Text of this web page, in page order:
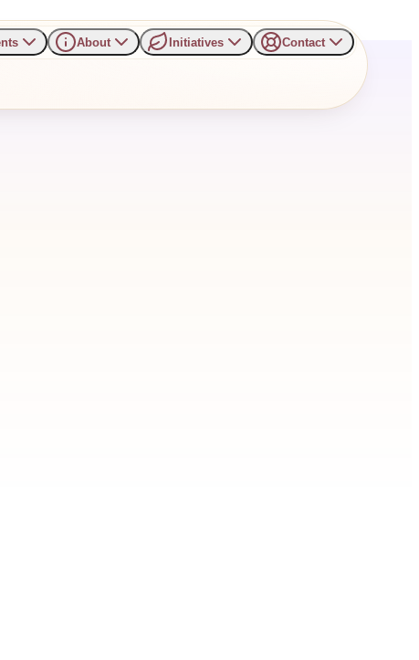
About Initiatives Contact